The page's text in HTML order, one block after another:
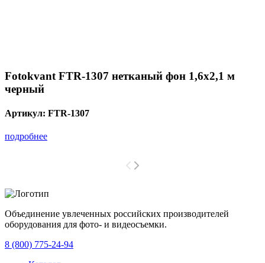
Fotokvant FTR-1307 нетканый фон 1,6х2,1 м
черный
Артикул: FTR-1307
подробнее
Объединение увлеченных российских производителей
оборудования для фото- и видеосъемки.
8 (800) 775-24-94